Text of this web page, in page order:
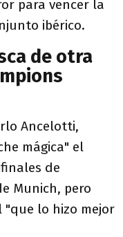
para vencer la
ibérico.
de otra
Ancelotti,
mágica" el
de
Munich, pero
lo hizo mejor